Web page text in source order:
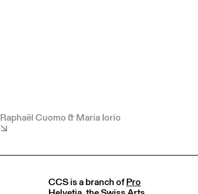
Raphaël Cuomo & Maria Iorio
CCS is a branch ofPro